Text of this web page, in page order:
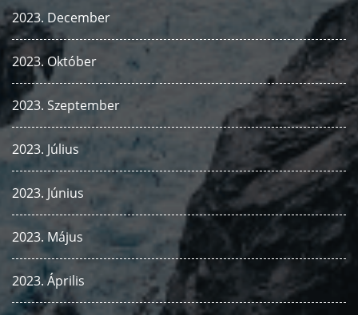
2023. December
2023. Október
2023. Szeptember
2023. Július
2023. Június
2023. Május
2023. Április